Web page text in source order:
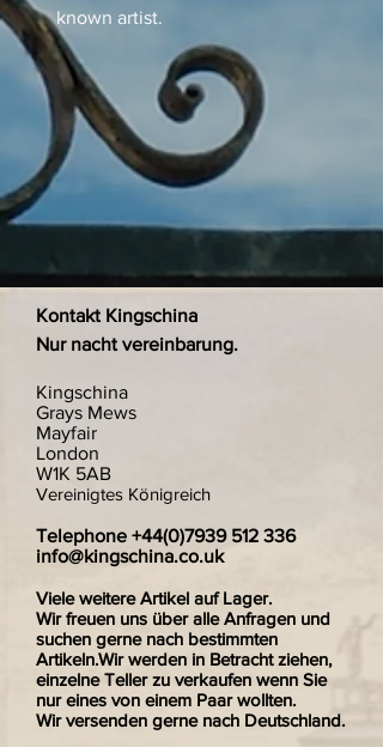
known artist.
Kontakt Kingschina
Nur nacht vereinbarung.
Kingschina
Grays Mews
Mayfair
London
W1K 5AB
Vereinigtes Königreich
Telephone +44(0)7939 512 336
info@kingschina.co.uk
Viele weitere Artikel auf Lager.
Wir freuen uns über alle Anfragen und
suchen gerne nach bestimmten
Artikeln.Wir werden in Betracht ziehen,
einzelne Teller zu verkaufen wenn Sie
nur eines von einem Paar wollten.
Wir versenden gerne nach Deutschland.